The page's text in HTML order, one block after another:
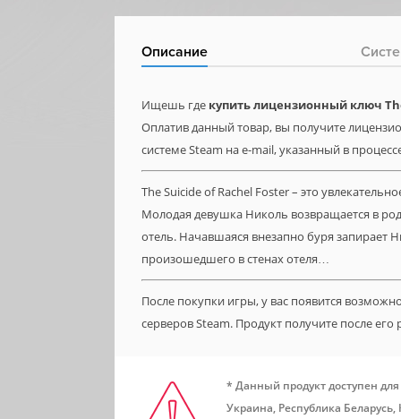
Описание
Ищешь где купить лицензионный ключ
Оплатив данный товар, вы получите
системе Steam на e-mail, указанный в
The Suicide of Rachel Foster – это
Молодая девушка Николь возвращается в
отель. Начавшаяся внезапно буря запирает
произошедшего в стенах отеля…
После покупки игры, у вас появится
серверов Steam. Продукт получите после его
* Данный продукт доступен
Украина, Республика